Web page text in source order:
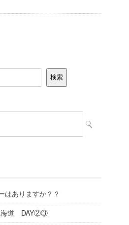
検索
はありますか？？
海道 DAY②③